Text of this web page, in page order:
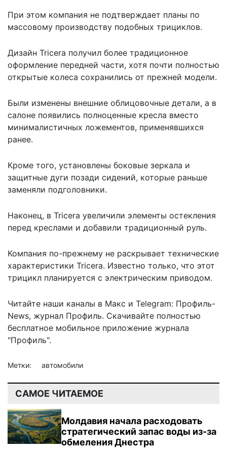
При этом компания не подтверждает планы по
массовому производству подобных трициклов.
Дизайн Tricera получил более традиционное
оформление передней части, хотя почти полностью
открытые колеса сохранились от прежней модели.
Были изменены внешние облицовочные детали, а в
салоне появились полноценные кресла вместо
минималистичных ложементов, применявшихся
ранее.
Кроме того, установлены боковые зеркала и
защитные дуги позади сидений, которые раньше
заменяли подголовники.
Наконец, в Tricera увеличили элементы остекления
перед креслами и добавили традиционный руль.
Компания по-прежнему не раскрывает технические
характеристики Tricera. Известно только, что этот
трицикл планируется с электрическим приводом.
Читайте наши каналы в Макс и Telegram: Профиль-
News, журнал Профиль. Скачивайте полностью
бесплатное мобильное приложение журнала
"Профиль".
Метки: автомобили
САМОЕ ЧИТАЕМОЕ
Молдавия начала расходовать
стратегический запас воды из-за
обмеления Днестра